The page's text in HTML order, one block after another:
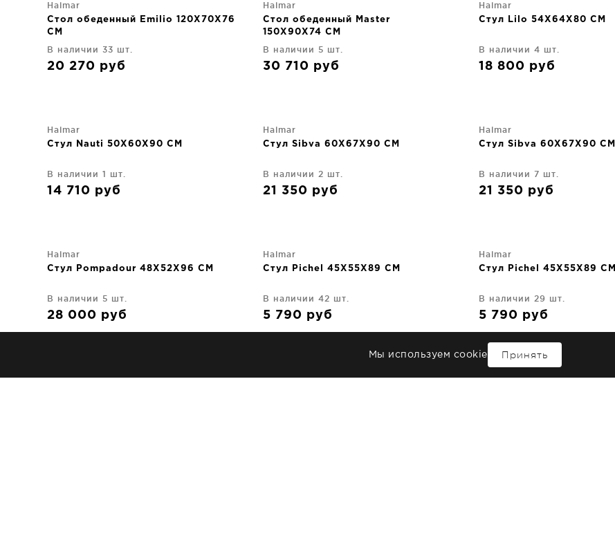
Halmar
Стол обеденный Emilio 120X70X76
CM
В наличии 33 шт.
20 270 руб
Halmar
Стол обеденный Master
150X90X74 CM
В наличии 5 шт.
30 710 руб
Halmar
Стул Lilo 54X64X80 CM
В наличии 4 шт.
18 800 руб
Halmar
Стул Nauti 50X60X90 CM
В наличии 1 шт.
14 710 руб
Halmar
Стул Sibva 60X67X90 CM
В наличии 2 шт.
21 350 руб
Halmar
Стул Sibva 60X67X90 CM
В наличии 7 шт.
21 350 руб
Halmar
Стул Pompadour 48X52X96 CM
В наличии 5 шт.
28 000 руб
Halmar
Стул Pichel 45X55X89 CM
В наличии 42 шт.
5 790 руб
Halmar
Стул Pichel 45X55X89 CM
В наличии 29 шт.
5 790 руб
Halmar Halmar Halmar
Мы используем cookie Принять